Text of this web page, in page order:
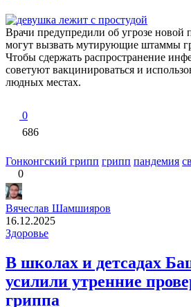
Врачи предупредили об угрозе новой
могут вызвать мутирующие штаммы
Чтобы сдержать распространение
советуют вакцинироваться и
людных местах.
0
686
Гонконгский грипп грипп пандемия
0
Вячеслав Шамшияров
16.12.2025
Здоровье
В школах и детсадах
усилили утренние
гриппа